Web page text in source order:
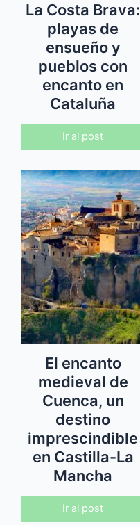
La Costa Brava:
playas de
ensueño y
pueblos con
encanto en
Cataluña
Ir al post
El encanto
medieval de
Cuenca, un
destino
imprescindible
en Castilla-La
Mancha
Ir al post